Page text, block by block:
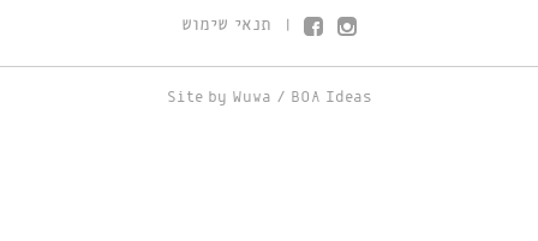
תנאי שימוש
Site by Wuwa / BOA Ideas